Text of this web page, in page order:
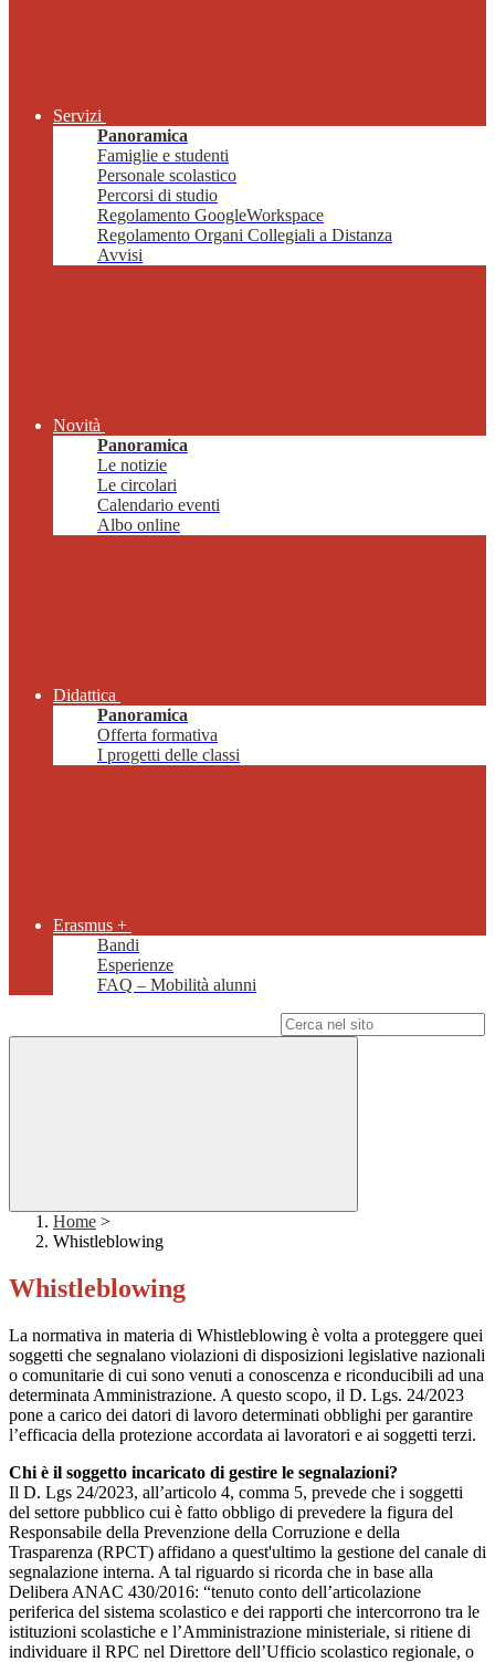
Servizi
Panoramica
Famiglie e studenti
Personale scolastico
Percorsi di studio
Regolamento GoogleWorkspace
Regolamento Organi Collegiali a Distanza
Avvisi
Novità
Panoramica
Le notizie
Le circolari
Calendario eventi
Albo online
Didattica
Panoramica
Offerta formativa
I progetti delle classi
Erasmus +
Bandi
Esperienze
FAQ – Mobilità alunni
Home >
Whistleblowing
Whistleblowing
La normativa in materia di Whistleblowing è volta a proteggere quei
soggetti che segnalano violazioni di disposizioni legislative nazionali
o comunitarie di cui sono venuti a conoscenza e riconducibili ad una
determinata Amministrazione. A questo scopo, il D. Lgs. 24/2023
pone a carico dei datori di lavoro determinati obblighi per garantire
l’efficacia della protezione accordata ai lavoratori e ai soggetti terzi.
Chi è il soggetto incaricato di gestire le segnalazioni?
Il D. Lgs 24/2023, all’articolo 4, comma 5, prevede che i soggetti
del settore pubblico cui è fatto obbligo di prevedere la figura del
Responsabile della Prevenzione della Corruzione e della
Trasparenza (RPCT) affidano a quest'ultimo la gestione del canale di
segnalazione interna. A tal riguardo si ricorda che in base alla
Delibera ANAC 430/2016: “tenuto conto dell’articolazione
periferica del sistema scolastico e dei rapporti che intercorrono tra le
istituzioni scolastiche e l’Amministrazione ministeriale, si ritiene di
individuare il RPC nel Direttore dell’Ufficio scolastico regionale, o